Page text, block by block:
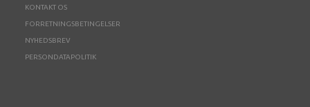
KONTAKT OS
FORRETNINGSBETINGELSER
NYHEDSBREV
PERSONDATAPOLITIK